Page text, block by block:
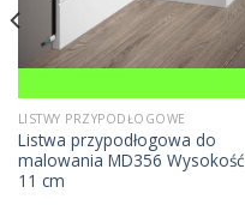
LISTWY PRZYPODŁOGOWE
Listwa przypodłogowa do
malowania MD356 Wysokość
11 cm